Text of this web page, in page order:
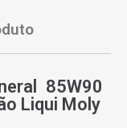
85W90
Liqui Moly